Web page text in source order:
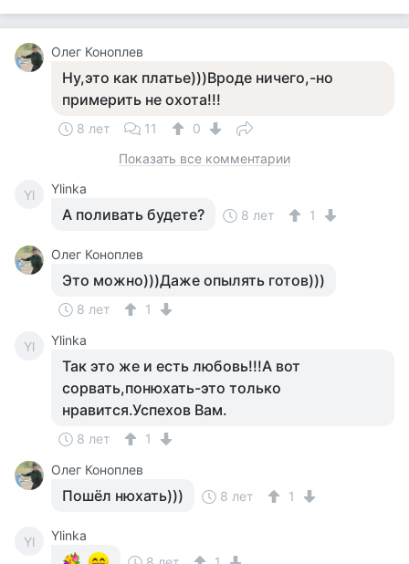
Олег Коноплев
Ну,это как платье)))Вроде ничего,-но
примерить не охота!!!
8 лет 11
0
Показать все комментарии
Yl Ylinka
А поливать будете? 8 лет 1
Олег Коноплев
Это можно)))Даже опылять готов)))
8 лет 1
Yl Ylinka
Так это же и есть любовь!!!А вот
сорвать,понюхать-это только
нравится.Успехов Вам.
8 лет
1
Олег Коноплев
Пошёл нюхать))) 8 лет 1
Yl
Ylinka